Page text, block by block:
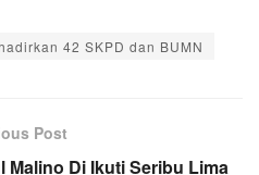
42 SKPD dan BUMN
Post
Malino Di Ikuti Seribu Lima